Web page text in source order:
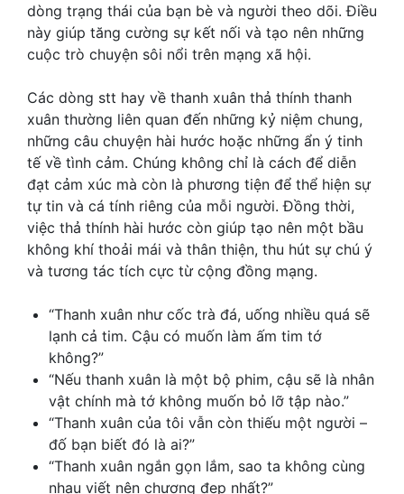
dòng trạng thái của bạn bè và người theo dõi. Điều
này giúp tăng cường sự kết nối và tạo nên những
cuộc trò chuyện sôi nổi trên mạng xã hội.
Các dòng stt hay về thanh xuân thả thính thanh
xuân thường liên quan đến những kỷ niệm chung,
những câu chuyện hài hước hoặc những ẩn ý tinh
tế về tình cảm. Chúng không chỉ là cách để diễn
đạt cảm xúc mà còn là phương tiện để thể hiện sự
tự tin và cá tính riêng của mỗi người. Đồng thời,
việc thả thính hài hước còn giúp tạo nên một bầu
không khí thoải mái và thân thiện, thu hút sự chú ý
và tương tác tích cực từ cộng đồng mạng.
“Thanh xuân như cốc trà đá, uống nhiều quá sẽ
lạnh cả tim. Cậu có muốn làm ấm tim tớ
không?”
“Nếu thanh xuân là một bộ phim, cậu sẽ là nhân
vật chính mà tớ không muốn bỏ lỡ tập nào.”
“Thanh xuân của tôi vẫn còn thiếu một người –
đố bạn biết đó là ai?”
“Thanh xuân ngắn gọn lắm, sao ta không cùng
nhau viết nên chương đẹp nhất?”